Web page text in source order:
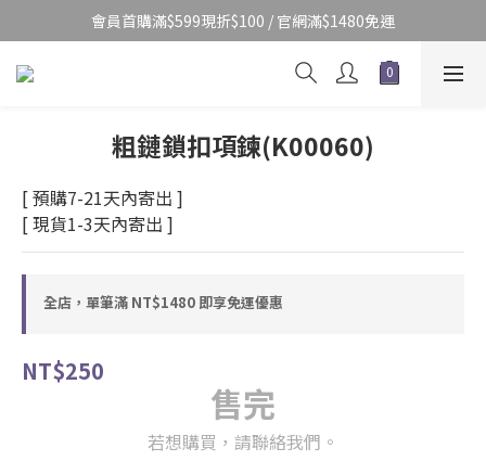
會員首購滿$599現折$100 / 官網滿$1480免運
粗鏈鎖扣項鍊(K00060)
[ 預購7-21天內寄出 ]
[ 現貨1-3天內寄出 ]
全店，單筆滿 NT$1480 即享免運優惠
NT$250
售完
若想購買，請聯絡我們。